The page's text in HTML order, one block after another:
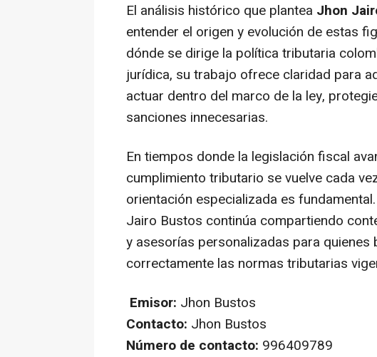
El análisis histórico que plantea Jhon
entender el origen y evolución de estas
dónde se dirige la política tributaria
jurídica, su trabajo ofrece claridad para
actuar dentro del marco de la ley,
sanciones innecesarias.
En tiempos donde la legislación fiscal
cumplimiento tributario se vuelve cada
orientación especializada es
Jairo Bustos continúa compartiendo
y asesorías personalizadas para quienes
correctamente las normas tributarias
Emisor: Jhon Bustos
Contacto: Jhon Bustos
Número de contacto: 996409789